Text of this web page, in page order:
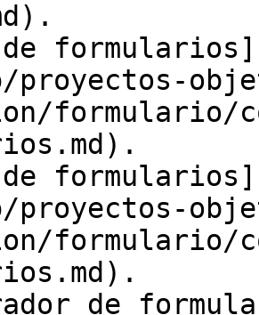
proyectos-
formulario/
proyectos-
formulario/
de